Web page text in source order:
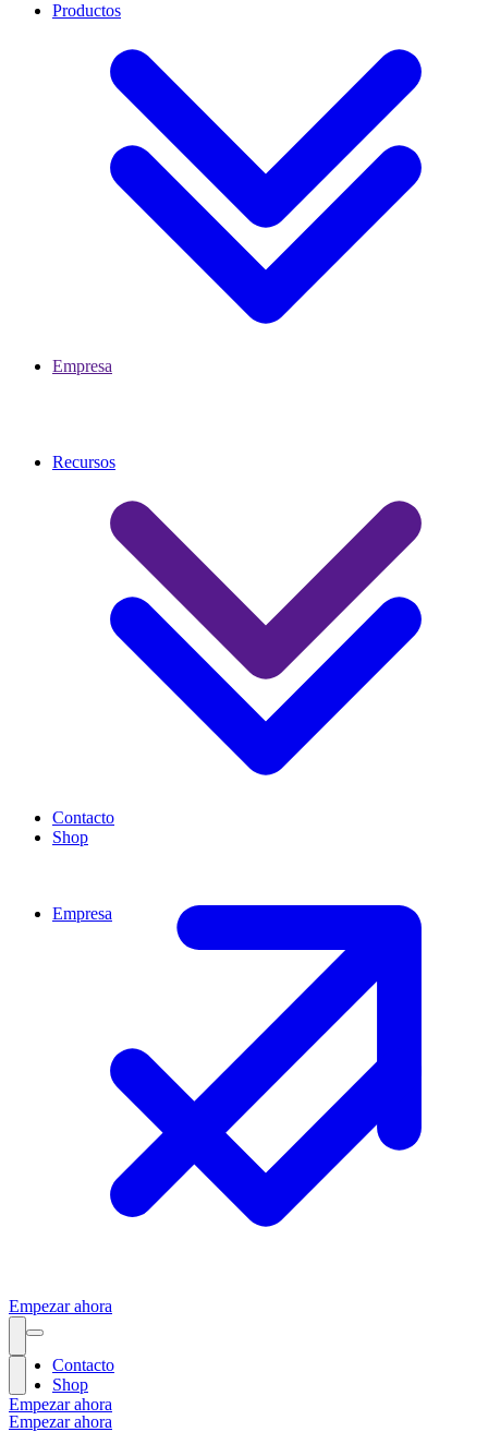
Empresa
Contacto
Shop
Empezar ahora
Empezar ahora
Productos
Recursos
Empresa
Contacto
Shop
Empezar ahora